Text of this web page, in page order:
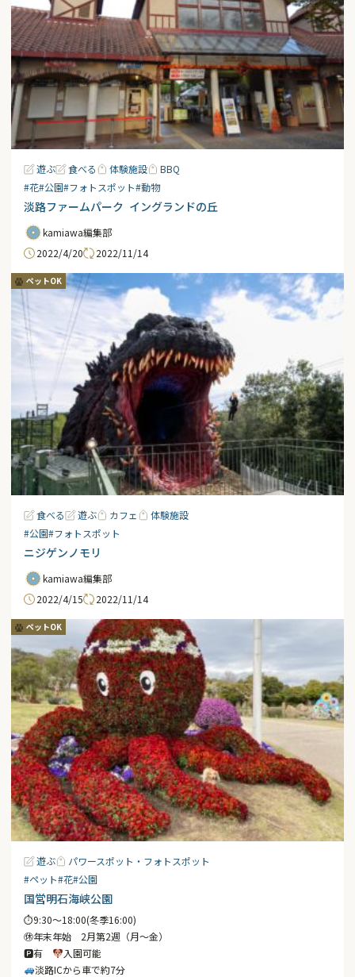
遊ぶ 体験施設 BBQ
食べる
#花#公園#フォトスポット#動物
淡路ファームパーク イングランドの丘
kamiawa編集部
2022/4/20
2022/11/14
ペットOK
食べる 遊ぶ カフェ
体験施設
#公園#フォトスポット
ニジゲンノモリ
kamiawa編集部
2022/4/15
2022/11/14
ペットOK
パワースポット・フォトスポット
遊ぶ
#ペット#花#公園
国営明石海峡公園
⏱9:30〜18:00(冬季16:00)
㊡年末年始 2月第2週（月～金）
🅿有
入園可能
淡路ICから車で約7分